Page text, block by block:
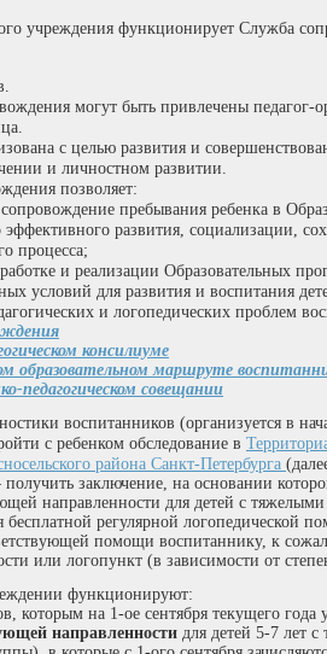
учреждения функционирует Служба
могут быть привлечены педагог-
с целью развития и
и личностном развитии.
позволяет:
сопровождение пребывания ребенка в
эффективного развития, социализации,
процесса;
и реализации Образовательных
условий для развития и воспитания
и логопедических проблем
консилиуме
образовательном маршруте
педагогическом совещании
воспитанников (организуется в
с ребенком обследование в
района Санкт-Петербурга
заключение, на основании
направленности для детей с
бесплатной регулярной
помощи воспитаннику, к
или логопункт (в зависимости от
функционируют:
которым на 1-ое сентября текущего года
направленности для детей 5-7 лет